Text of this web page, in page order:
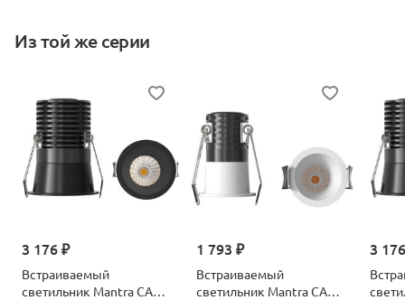
Из той же серии
3 176 ₽
Встраиваемый
светильник Mantra CANE
1 793 ₽
Встраиваемый
светильник Mantra CANE
3